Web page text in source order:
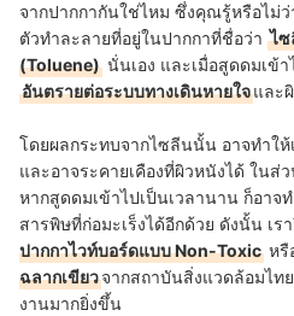
จากปากกากันใช่ไหม ซึ่งคุณรู้หรือไม่
ตัวทำละลายที่อยู่ในปากกาที่ชื่อว่า ไ
(Toluene) นั่นเอง และเมื่อสูดดมเข้
อันตรายต่อระบบทางเดินหายใจและ
โดยผลกระทบจากไซลีนนั้น อาจทำให้
และอาจระคายเคืองที่ผิวหนังได้ ใน
หากสูดดมเข้าไปเป็นเวลานาน ก็อาจ
สารพิษที่ก่อมะเร็งได้อีกด้วย ดังนั้น เร
ปากกาไวท์บอร์ดแบบ Non-Toxic หรื
ฉลากเขียวจากสถาบันสิ่งแวดล้อมไท
งานมากยิ่งขึ้น